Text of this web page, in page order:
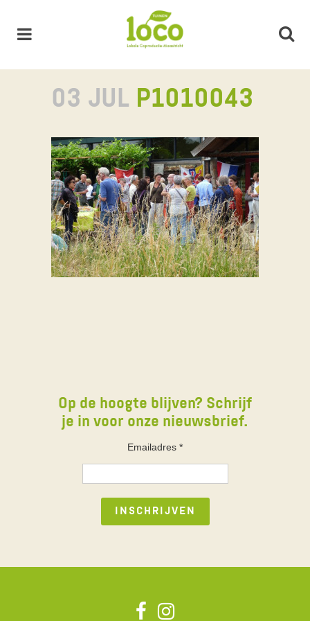
03 JUL P1010043
Op de hoogte blijven? Schrijf
je in voor onze nieuwsbrief.
Emailadres *